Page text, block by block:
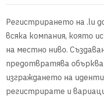
Регистрирането на .lu
всяка компания, която
на местно ниво.
предотвратява
изграждането на
регистрирате и